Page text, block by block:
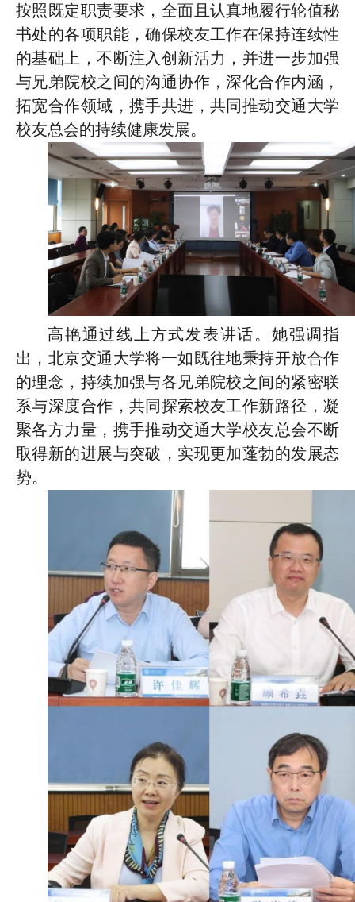
按照既定职责要求，全面且认真地履行轮值秘
书处的各项职能，确保校友工作在保持连续性
的基础上，不断注入创新活力，并进一步加强
与兄弟院校之间的沟通协作，深化合作内涵，
拓宽合作领域，携手共进，共同推动交通大学
校友总会的持续健康发展。
高艳通过线上方式发表讲话。她强调指
出，北京交通大学将一如既往地秉持开放合作
的理念，持续加强与各兄弟院校之间的紧密联
系与深度合作 ， 共同探索校友工作新路径，凝
聚各方力量，携手推动交通大学校友总会不断
取得新的进展与突破，实现更加蓬勃的发展态
势。